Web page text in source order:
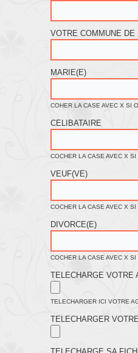
VOTRE COMMUNE DE
MARIE(E)
COHER LA CASE AVEC X SI
CELIBATAIRE
COCHER LA CASE AVEC X
VEUF(VE)
COCHER LA CASE AVEC X
DIVORCE(E)
COCHER LA CASE AVEC X
TELECHARGE VOTRE
TELECHARGER ICI VOTRE
TELECHARGER